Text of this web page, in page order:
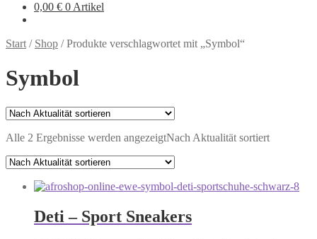
0,00 € 0 Artikel
Start / Shop /Produkte verschlagwortet mit „Symbol“
Symbol
Alle 2 Ergebnisse werden angezeigtNach Aktualität sortiert
Deti – Sport Sneakers